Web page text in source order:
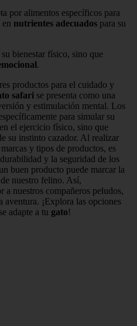
por alimentos específicos para
en nutrientes adecuados para su
bienestar físico, sino que
.
productos para el cuidado y
safari se presenta como una
y estimulación mental. Los
para simular su
el ejercicio físico, sino que
su instinto cazador. Al realizar
y tipos de productos, es
y la seguridad de los
buen producto puede marcar la
nuestro felino. Así,
a nuestros compañeros peludos,
aventura. ¡Explora las opciones
adapte a tu gato!